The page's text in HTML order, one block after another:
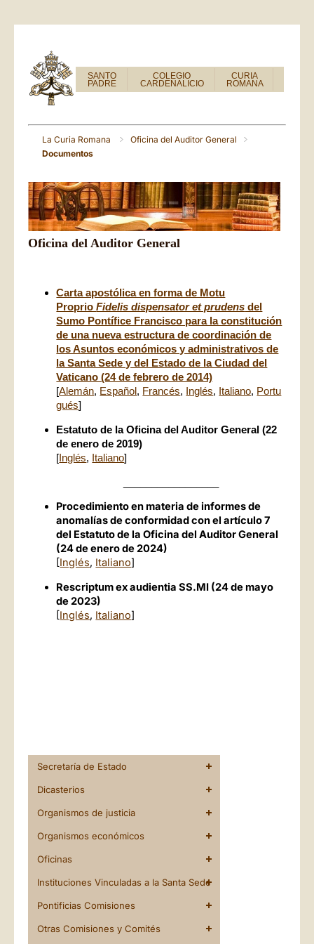
SANTO
PADRE
COLEGIO
CARDENALICIO
CURIA
ROMANA
La Curia Romana
Oficina del Auditor General
Documentos
Oficina del Auditor General
Carta apostólica en forma de Motu
ProprioFidelis dispensator et prudens del
Sumo Pontífice Francisco para la constitución
de una nueva estructura de coordinación de
los Asuntos económicos y administrativos de
la Santa Sede y del Estado de la Ciudad del
Vaticano (24 de febrero de 2014)
[Alemán, Español , Francés, Inglés, Italiano, Portu
gués]
Estatuto de la Oficina del Auditor General (22
de enero de 2019)
[ Inglés, Italiano]
Procedimiento en materia de informes de
anomalías de conformidad con el artículo 7
del Estatuto de la Oficina del Auditor General
(24 de enero de 2024)
[Inglés, Italiano]
Rescriptum ex audientia SS.MI (24 de mayo
de 2023)
[Inglés, Italiano]
Secretaría de Estado
Dicasterios
Organismos de justicia
Organismos económicos
Oficinas
Instituciones Vinculadas a la Santa Sede
Pontificias Comisiones
Otras Comisiones y Comités